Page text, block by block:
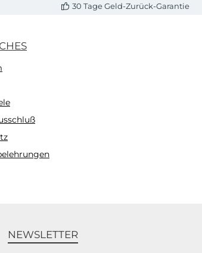
30 Tage Geld-Zurück-Garantie
NEWSLETTER